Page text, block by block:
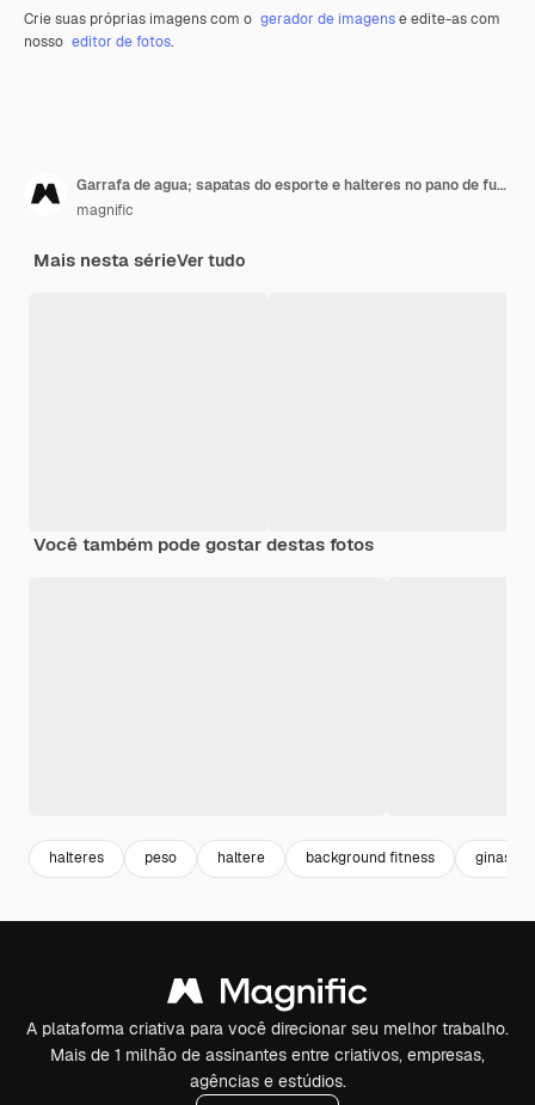
Crie suas próprias imagens com o gerador de imagense edite-as com
nosso editor de fotos.
Garrafa de agua; sapatas do esporte e halteres no pano de fundo rosa sobre fundo azul
magnific
Mais nesta sérieVer tudo
Você também pode gostar destas fotos
halteres peso haltere background fitness ginasio
A plataforma criativa para você direcionar seu melhor trabalho.
Mais de 1 milhão de assinantes entre criativos, empresas,
agências e estúdios.